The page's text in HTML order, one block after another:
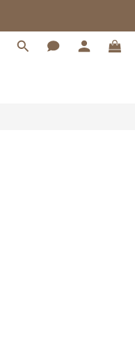
立即購買